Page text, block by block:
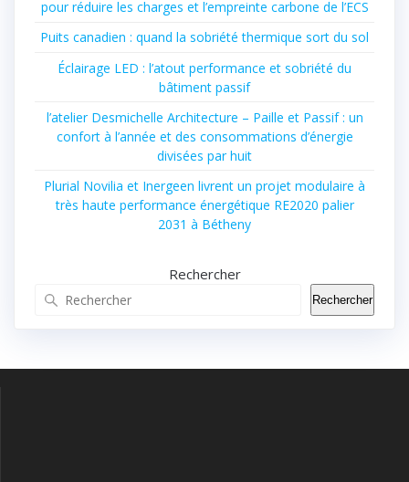
pour réduire les charges et l’empreinte carbone de l’ECS
Puits canadien : quand la sobriété thermique sort du sol
Éclairage LED : l’atout performance et sobriété du
bâtiment passif
l’atelier Desmichelle Architecture – Paille et Passif : un
confort à l’année et des consommations d’énergie
divisées par huit
Plurial Novilia et Inergeen livrent un projet modulaire à
très haute performance énergétique RE2020 palier
2031 à Bétheny
Rechercher
Rechercher